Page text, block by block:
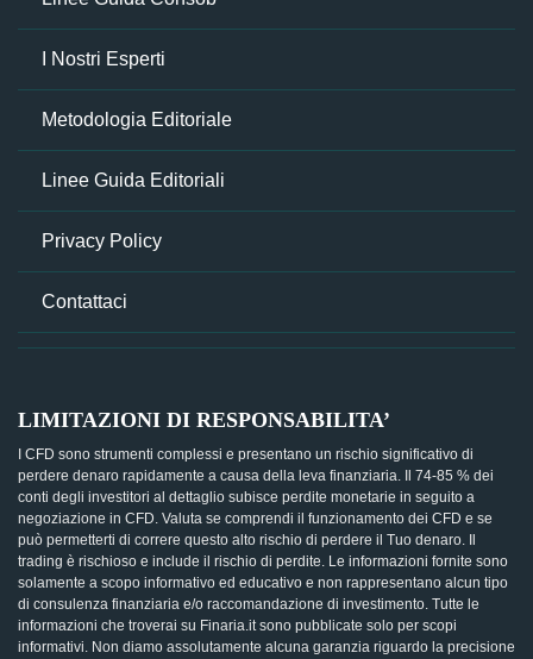
I Nostri Esperti
Metodologia Editoriale
Linee Guida Editoriali
Privacy Policy
Contattaci
LIMITAZIONI DI RESPONSABILITA’
I CFD sono strumenti complessi e presentano un rischio significativo di
perdere denaro rapidamente a causa della leva finanziaria. Il 74-85 % dei
conti degli investitori al dettaglio subisce perdite monetarie in seguito a
negoziazione in CFD. Valuta se comprendi il funzionamento dei CFD e se
può permetterti di correre questo alto rischio di perdere il Tuo denaro. Il
trading è rischioso e include il rischio di perdite. Le informazioni fornite sono
solamente a scopo informativo ed educativo e non rappresentano alcun tipo
di consulenza finanziaria e/o raccomandazione di investimento. Tutte le
informazioni che troverai su Finaria.it sono pubblicate solo per scopi
informativi. Non diamo assolutamente alcuna garanzia riguardo la precisione